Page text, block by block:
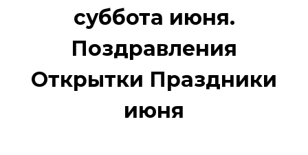
суббота июня.
Поздравления
Открытки Праздники
июня